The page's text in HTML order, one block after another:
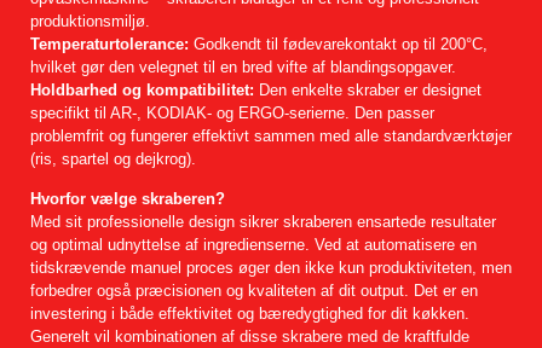
produktionsmiljø.
Temperaturtolerance: Godkendt til fødevarekontakt op til 200°C,
hvilket gør den velegnet til en bred vifte af blandingsopgaver.
Holdbarhed og kompatibilitet: Den enkelte skraber er designet
specifikt til AR-, KODIAK- og ERGO-serierne. Den passer
problemfrit og fungerer effektivt sammen med alle standardværktøjer
(ris, spartel og dejkrog).
Hvorfor vælge skraberen?
Med sit professionelle design sikrer skraberen ensartede resultater
og optimal udnyttelse af ingredienserne. Ved at automatisere en
tidskrævende manuel proces øger den ikke kun produktiviteten, men
forbedrer også præcisionen og kvaliteten af dit output. Det er en
investering i både effektivitet og bæredygtighed for dit køkken.
Generelt vil kombinationen af disse skrabere med de kraftfulde